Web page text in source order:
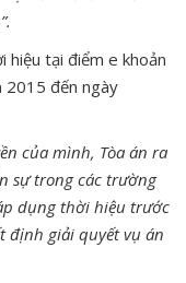
hiệu tại điểm e khoản
2015 đến ngày
của mình, Tòa án ra
sự trong các trường
dụng thời hiệu trước
định giải quyết vụ án